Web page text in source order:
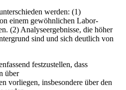
werden: (1)
einem gewöhnlichen Labor-
(2) Analyseergebnisse, die höher
sind und sich deutlich von
festzustellen, dass
über
vorliegen, insbesondere über den